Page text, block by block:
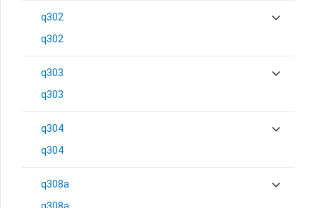
q302
q302
q303
q303
q304
q304
q308a